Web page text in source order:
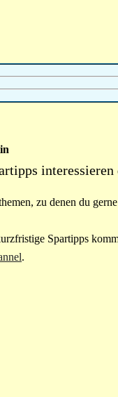
interessieren
zu denen du
Spartipps
.